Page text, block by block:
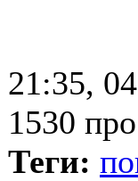
21:35,
1530
Теги: